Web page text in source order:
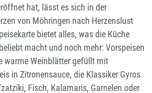
hat, lässt es sich in der
von Möhringen nach Herzenslust
bietet alles, was die Küche
macht und noch mehr: Vorspeisen
warme Weinblätter gefüllt mit
in Zitronensauce, die Klassiker Gyros
Fisch, Kalamaris, Garnelen oder